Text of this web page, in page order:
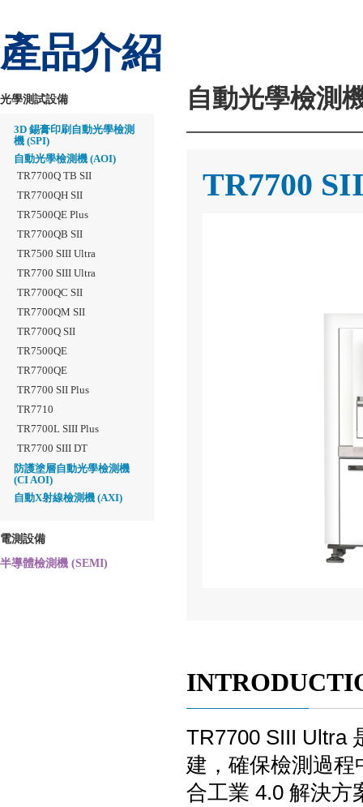
產品介紹
光學測試設備
3D 錫膏印刷自動光學檢測
機 (SPI)
自動光學檢測機 (AOI)
TR7700Q TB SII
TR7700QH SII
TR7500QE Plus
TR7700QB SII
TR7500 SIII Ultra
TR7700 SIII Ultra
TR7700QC SII
TR7700QM SII
TR7700Q SII
TR7500QE
TR7700QE
TR7700 SII Plus
TR7710
TR7700L SIII Plus
TR7700 SIII DT
防護塗層自動光學檢測機
(CI AOI)
自動X射線檢測機 (AXI)
電測設備
半導體檢測機 (SEMI)
自動光學檢測
TR7700
TR7700 SIII Ultra
建，確保檢測過
合工業 4.0 解決方